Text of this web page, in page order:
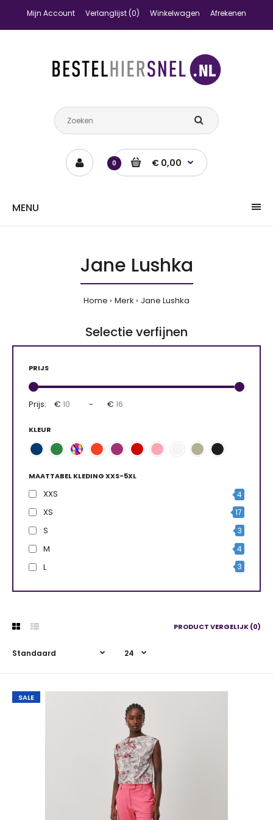
Mijn Account Verlanglijst (0) Winkelwagen Afrekenen
0 € 0,00
MENU
Jane Lushka
Home Merk Jane Lushka
Selectie verfijnen
PRIJS
Prijs: € - €
KLEUR
MAATTABEL KLEDING XXS-5XL
XXS 4
XS 17
S 3
M 4
L 3
PRODUCT VERGELIJK (0)
SALE
SALE